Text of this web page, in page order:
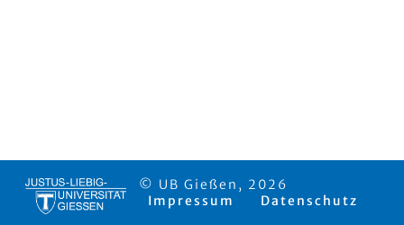
© UB Gießen, 2026
Impressum
Datenschutz